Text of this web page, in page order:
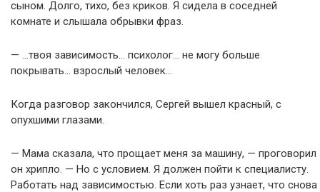
сыном. Долго, тихо, без криков. Я сидела в соседней
комнате и слышала обрывки фраз.
— …твоя зависимость… психолог… не могу больше
покрывать… взрослый человек…
Когда разговор закончился, Сергей вышел красный, с
опухшими глазами.
— Мама сказала, что прощает меня за машину, — проговорил
он хрипло. — Но с условием. Я должен пойти к специалисту.
Работать над зависимостью. Если хоть раз узнает, что снова